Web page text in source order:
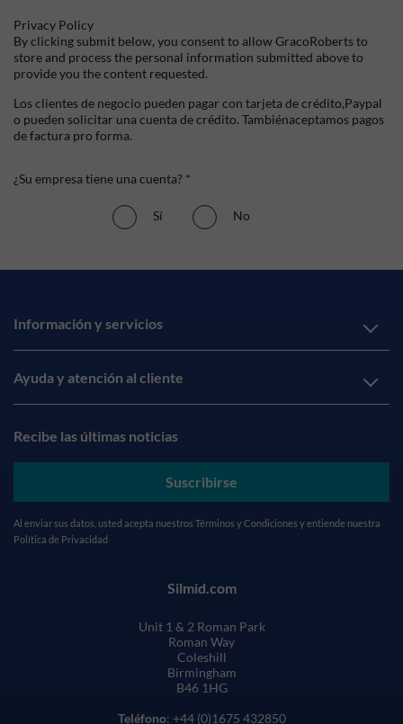
Privacy Policy
By clicking submit below, you consent to allow GracoRoberts to
store and process the personal information submitted above to
provide you the content requested.
Los clientes de negocio pueden pagar con tarjeta de crédito,Paypal
o pueden solicitar una cuenta de crédito. Tambiénaceptamos pagos
de factura pro forma.
¿Su empresa tiene una cuenta? *
Sí No
Información y servicios
Ayuda y atención al cliente
Recibe las últimas noticias
Suscribirse
Al enviar sus datos, usted acepta nuestros Términos y Condiciones y entiende nuestra
Política de Privacidad
Silmid.com
Unit 1 & 2 Roman Park
Roman Way
Coleshill
Birmingham
B46 1HG
Teléfono: +44 (0)1675 432850